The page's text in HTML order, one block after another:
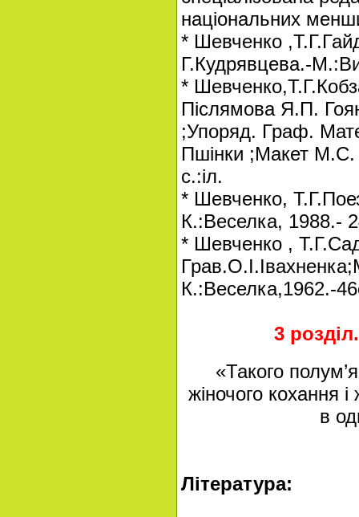
національних
* Шевченко
Г.Кудрявцева.-
*
Післямова Я.П.
;Упоряд. Граф.
Пшінки ;Макет М.С.
с.:іл.
* Шевченко,
К.:Веселка, 1988.-
* Шевченко ,
К.:Веселка,1962.-
3
«Такого
жіночого кохання
в
Література: